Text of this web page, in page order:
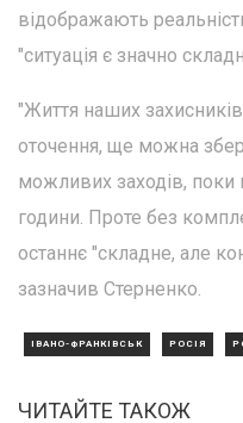
відображають
"ситуація є значно
"Життя наших
оточення, ще можна
можливих заходів, поки
години. Проте без
останнє "складне, але
зазначив Стерненко.
ІВАНО-ФРАНКІВСЬК РОСІЯ
ЧИТАЙТЕ ТАКОЖ